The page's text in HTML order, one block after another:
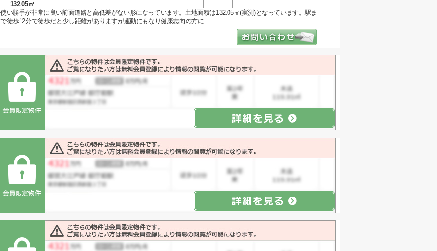
132.05㎡
使い勝手が非常に良い前面道路と高低差がない形になっています。土地面積は132.05㎡(実測)となっています。駅ま
で徒歩12分で徒歩だと少し距離がありますが運動にもなり健康志向の方に...